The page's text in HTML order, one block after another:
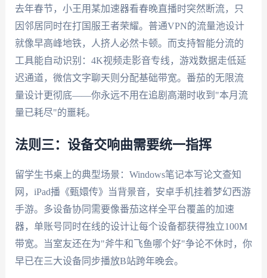
去年春节，小王用某加速器看春晚直播时突然断流，只
因邻居同时在打国服王者荣耀。普通VPN的流量池设计
就像早高峰地铁，人挤人必然卡顿。而支持智能分流的
工具能自动识别：4K视频走影音专线，游戏数据走低延
迟通道，微信文字聊天则分配基础带宽。番茄的无限流
量设计更彻底——你永远不用在追剧高潮时收到"本月流
量已耗尽"的噩耗。
法则三：设备交响曲需要统一指挥
留学生书桌上的典型场景：Windows笔记本写论文查知
网，iPad播《甄嬛传》当背景音，安卓手机挂着梦幻西游
手游。多设备协同需要像番茄这样全平台覆盖的加速
器，单账号同时在线的设计让每个设备都获得独立100M
带宽。当室友还在为"斧牛和飞鱼哪个好"争论不休时，你
早已在三大设备同步播放B站跨年晚会。